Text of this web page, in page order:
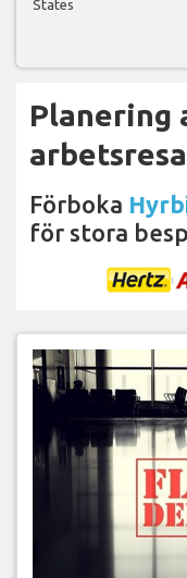
States
Planering
arbetsresa
Förboka
för stora